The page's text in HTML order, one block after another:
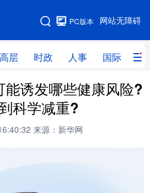
网站无障碍
PC版本
高层 时政 人事 国际 财
网站地图
时政 人事
网评
能诱发哪些健康风险?
科学减重?
来源：新华网